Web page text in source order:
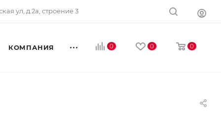
ул, д.2а, строение 3
0 0 0
КОМПАНИЯ